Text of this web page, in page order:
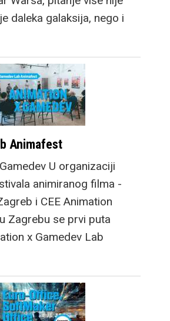
daleka galaksija, nego i
Animafest
U organizaciji
animiranog filma -
i CEE Animation
Zagrebu se prvi puta
x Gamedev Lab